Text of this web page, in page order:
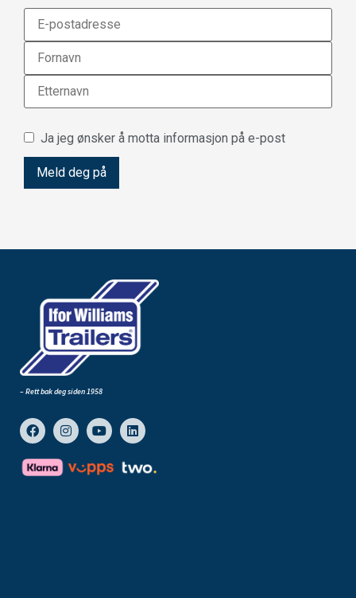
Ja jeg ønsker å motta informasjon på e-post
– Rett bak deg siden 1958